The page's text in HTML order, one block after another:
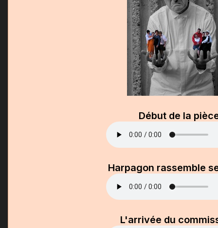
Début de la
Harpagon rassemble
L'arrivée du